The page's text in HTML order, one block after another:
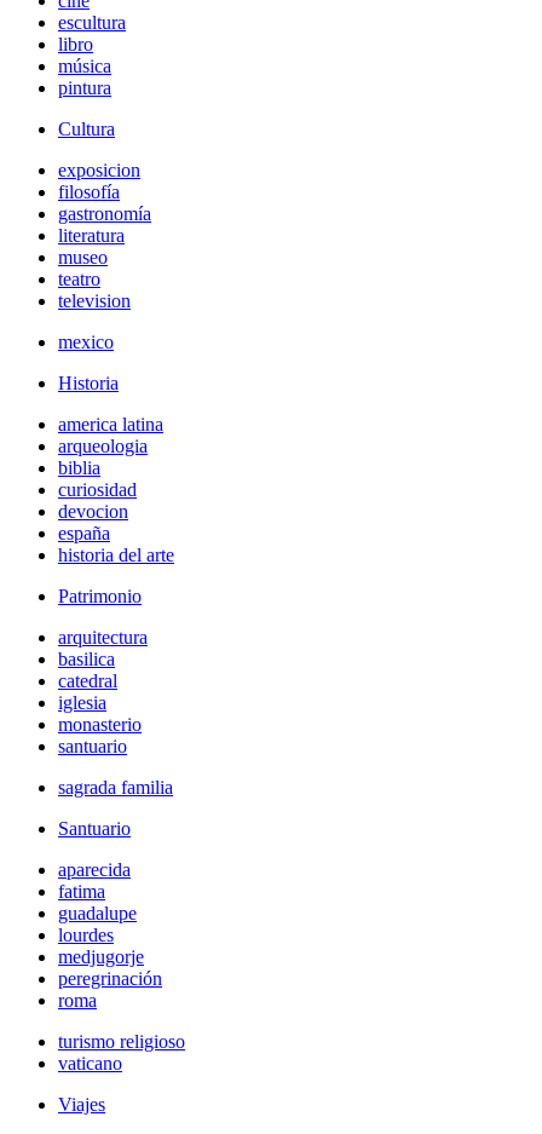
escultura
libro
música
pintura
Cultura
exposicion
filosofía
gastronomía
literatura
museo
teatro
television
mexico
Historia
america latina
arqueologia
biblia
curiosidad
devocion
españa
historia del arte
Patrimonio
arquitectura
basilica
catedral
iglesia
monasterio
santuario
sagrada familia
Santuario
aparecida
fatima
guadalupe
lourdes
medjugorje
peregrinación
roma
turismo religioso
vaticano
Viajes